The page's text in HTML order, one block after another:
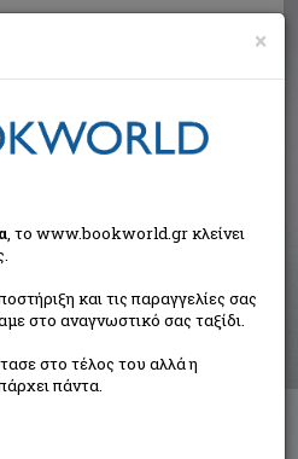
(1 βιβλία)
×
, το www.bookworld.gr κλείνει
και τις παραγγελίες σας
στο αναγνωστικό σας ταξίδι.
στο τέλος του αλλά η
πάντα.